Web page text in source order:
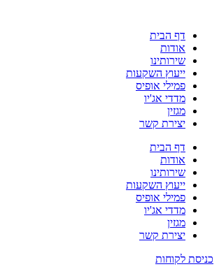
דף הבית
אודות
שירותינו
ייעוץ השקעות
פמילי אופיס
מדדי אג'יו
מגזין
יצירת קשר
דף הבית
אודות
שירותינו
ייעוץ השקעות
פמילי אופיס
מדדי אג'יו
מגזין
יצירת קשר
כניסת לקוחות